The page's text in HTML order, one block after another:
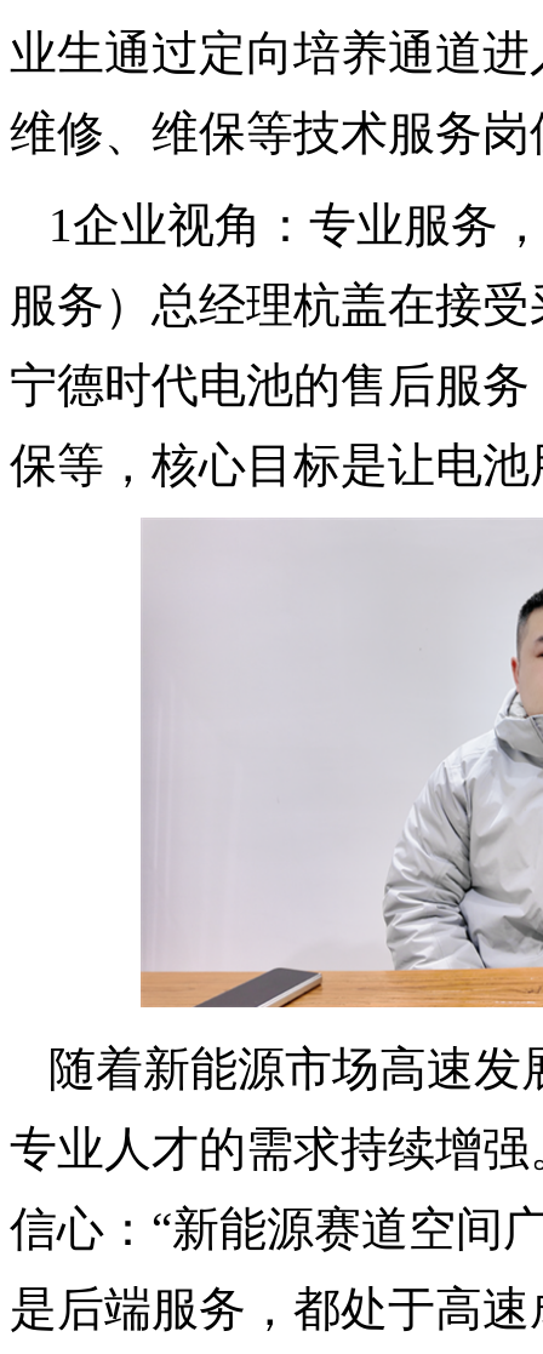
业生通过定向培养通道
维修、维保等技术服务
1企业视角：专业服务
服务）总经理杭盖在接
宁德时代电池的售后服
保等，核心目标是让电
随着新能源市场高速
专业人才的需求持续增
信心：“新能源赛道空间
是后端服务，都处于高